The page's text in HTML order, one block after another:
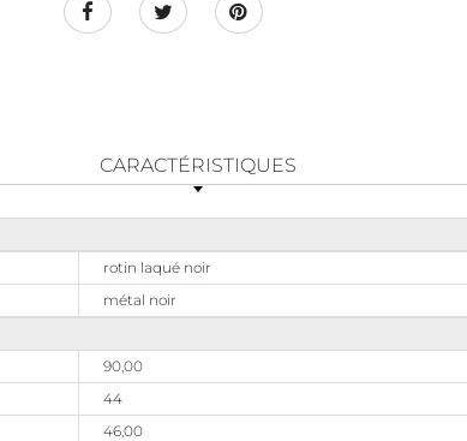
CARACTÉRISTIQUES
rotin laqué noir
métal noir
90,00
44
46,00